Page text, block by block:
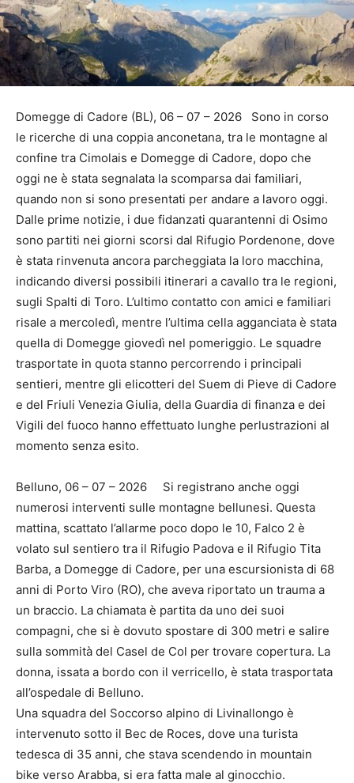
Domegge di Cadore (BL), 06 – 07 – 2026 Sono in corso
le ricerche di una coppia anconetana, tra le montagne al
confine tra Cimolais e Domegge di Cadore, dopo che
oggi ne è stata segnalata la scomparsa dai familiari,
quando non si sono presentati per andare a lavoro oggi.
Dalle prime notizie, i due fidanzati quarantenni di Osimo
sono partiti nei giorni scorsi dal Rifugio Pordenone, dove
è stata rinvenuta ancora parcheggiata la loro macchina,
indicando diversi possibili itinerari a cavallo tra le regioni,
sugli Spalti di Toro. L’ultimo contatto con amici e familiari
risale a mercoledì, mentre l’ultima cella agganciata è stata
quella di Domegge giovedì nel pomeriggio. Le squadre
trasportate in quota stanno percorrendo i principali
sentieri, mentre gli elicotteri del Suem di Pieve di Cadore
e del Friuli Venezia Giulia, della Guardia di finanza e dei
Vigili del fuoco hanno effettuato lunghe perlustrazioni al
momento senza esito.
Belluno, 06 – 07 – 2026 Si registrano anche oggi
numerosi interventi sulle montagne bellunesi. Questa
mattina, scattato l’allarme poco dopo le 10, Falco 2 è
volato sul sentiero tra il Rifugio Padova e il Rifugio Tita
Barba, a Domegge di Cadore, per una escursionista di 68
anni di Porto Viro (RO), che aveva riportato un trauma a
un braccio. La chiamata è partita da uno dei suoi
compagni, che si è dovuto spostare di 300 metri e salire
sulla sommità del Casel de Col per trovare copertura. La
donna, issata a bordo con il verricello, è stata trasportata
all’ospedale di Belluno.
Una squadra del Soccorso alpino di Livinallongo è
intervenuto sotto il Bec de Roces, dove una turista
tedesca di 35 anni, che stava scendendo in mountain
bike verso Arabba, si era fatta male al ginocchio.